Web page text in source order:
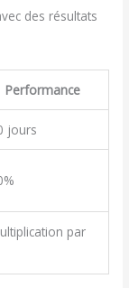
des résultats
Performance
jours
par